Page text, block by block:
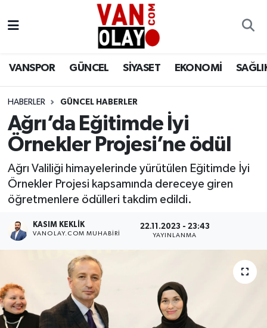
VANSPOR GÜNCEL SİYASET EKONOMİ
HABERLER GÜNCEL HABERLER
Ağrı’da Eğitimde İyi
Örnekler Projesi’ne ödül
Ağrı Valiliği himayelerinde yürütülen Eğitimde İyi
Örnekler Projesi kapsamında dereceye giren
öğretmenlere ödülleri takdim edildi.
KASIM KEKLIK
VANOLAY.COM MUHABIRI
22.11.2023 - 23:43
YAYINLANMA
Siyaset
Ekonomi
Sağlık
Eğitim
Bilim & Teknoloji
RESMİ İLANLAR
Van Nöbetçi Eczaneler
Van Namaz Vakitleri
Van Trafik Yoğunluk Haritası
Süper Lig Puan Durumu ve Fikstür
Tüm Manşetler
Son Dakika Haberleri
Haber Arşivi